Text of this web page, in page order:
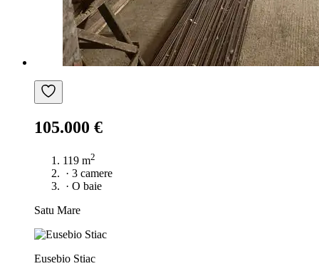
105.000 €
119 m2
· 3 camere
· O baie
Satu Mare
Eusebio Stiac